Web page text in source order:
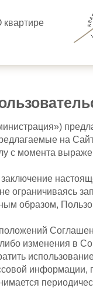
квартире
на
с момента
образом,
изменения в
информации,